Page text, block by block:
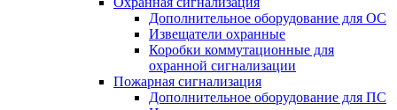
Дополнительное оборудование для ОС
Извещатели охранные
Коробки коммутационные для
охранной сигнализации
Пожарная сигнализация
Дополнительное оборудование для ПС